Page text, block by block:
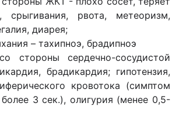
рвота, метеоризм,
диарея;
– тахипноэ, брадипноэ
стороны сердечно-сосудистой
брадикардия; гипотензия,
кровотока (симптом
более 3 сек.), олигурия (менее 0,5-